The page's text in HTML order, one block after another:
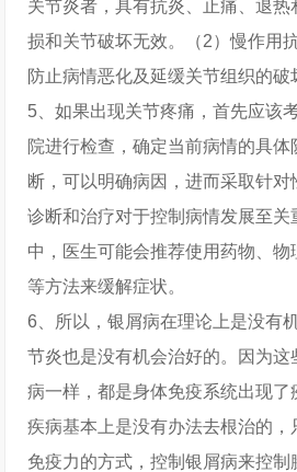
关节炎者，具有抗炎、止痛、退热
损和关节破坏无效。（2）慢作用
防止病情恶化及延缓关节组织的破
5、如果出现关节疼痛，首先应该
院进行检查，确定当前病情的具
断，可以明确病因，进而采取针对
诊断和治疗对于控制病情发展至关
中，医生可能会推荐使用药物、物
等方法来缓解症状。
6、所以，银屑病在理论上是没有
节炎也是没有机会治好的。因为这
病一样，都是身体免疫系统出现
疾病基本上是没有办法去根治的，
免疫力的方式，控制银屑病来控